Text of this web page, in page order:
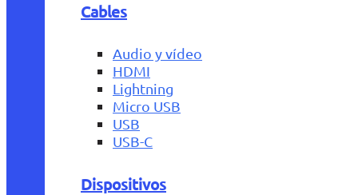
Cables
Audio y vídeo
HDMI
Lightning
Micro USB
USB
USB-C
Dispositivos